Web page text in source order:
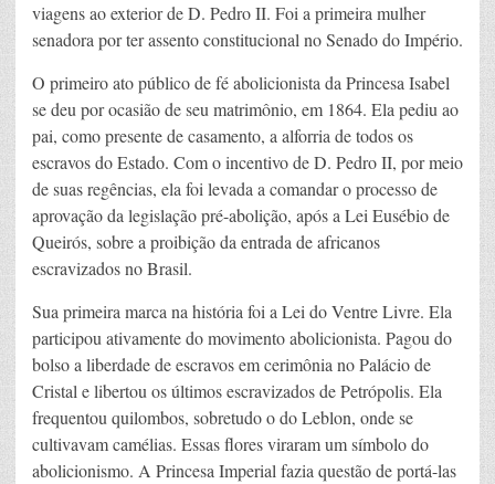
viagens ao exterior de D. Pedro II. Foi a primeira mulher
senadora por ter assento constitucional no Senado do Império.
O primeiro ato público de fé abolicionista da Princesa Isabel
se deu por ocasião de seu matrimônio, em 1864. Ela pediu ao
pai, como presente de casamento, a alforria de todos os
escravos do Estado. Com o incentivo de D. Pedro II, por meio
de suas regências, ela foi levada a comandar o processo de
aprovação da legislação pré-abolição, após a Lei Eusébio de
Queirós, sobre a proibição da entrada de africanos
escravizados no Brasil.
Sua primeira marca na história foi a Lei do Ventre Livre. Ela
participou ativamente do movimento abolicionista. Pagou do
bolso a liberdade de escravos em cerimônia no Palácio de
Cristal e libertou os últimos escravizados de Petrópolis. Ela
frequentou quilombos, sobretudo o do Leblon, onde se
cultivavam camélias. Essas flores viraram um símbolo do
abolicionismo. A Princesa Imperial fazia questão de portá-las